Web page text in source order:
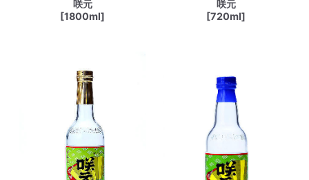
咲元
[1800ml]
咲元
[720ml]